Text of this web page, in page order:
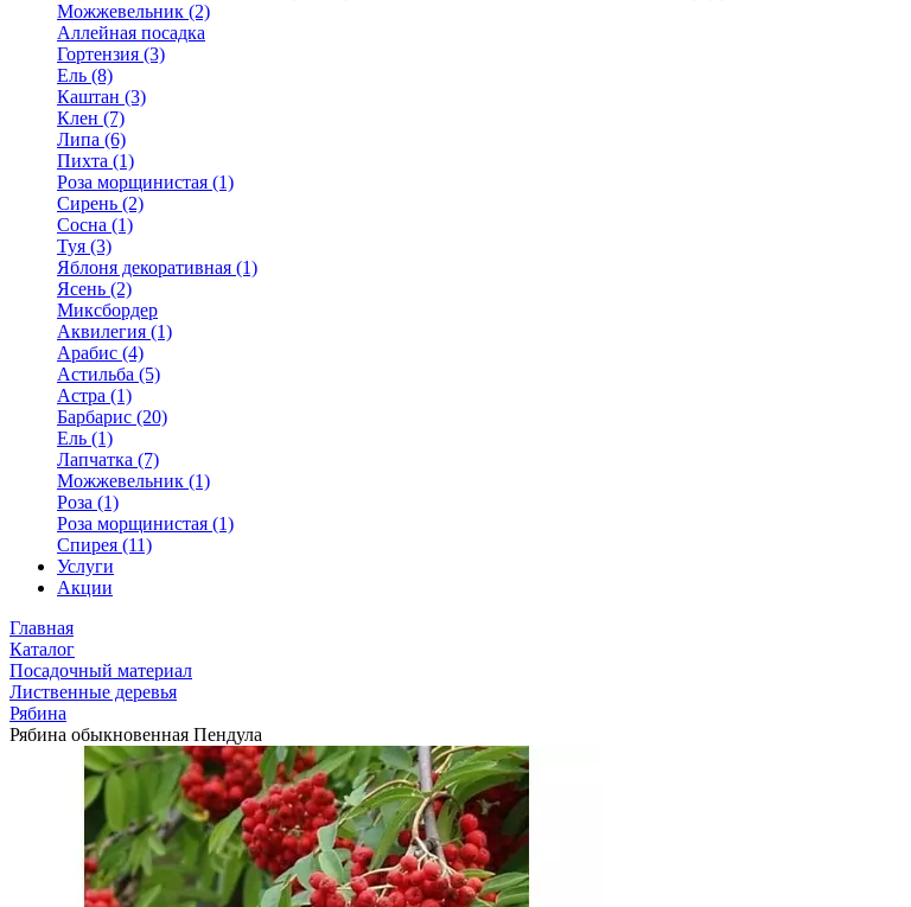
Можжевельник (2)
Аллейная посадка
Гортензия (3)
Ель (8)
Каштан (3)
Клен (7)
Липа (6)
Пихта (1)
Роза морщинистая (1)
Сирень (2)
Сосна (1)
Туя (3)
Яблоня декоративная (1)
Ясень (2)
Миксбордер
Аквилегия (1)
Арабис (4)
Астильба (5)
Астра (1)
Барбарис (20)
Ель (1)
Лапчатка (7)
Можжевельник (1)
Роза (1)
Роза морщинистая (1)
Спирея (11)
Услуги
Акции
Главная
Каталог
Посадочный материал
Лиственные деревья
Рябина
Рябина обыкновенная Пендула